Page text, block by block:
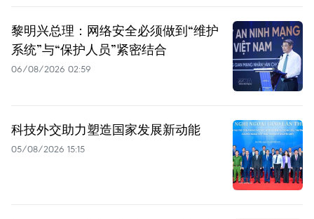
黎明兴总理：网络安全必须做到“维护
系统”与“保护人员”紧密结合
06/08/2026 02:59
科技外交助力塑造国家发展新动能
05/08/2026 15:15